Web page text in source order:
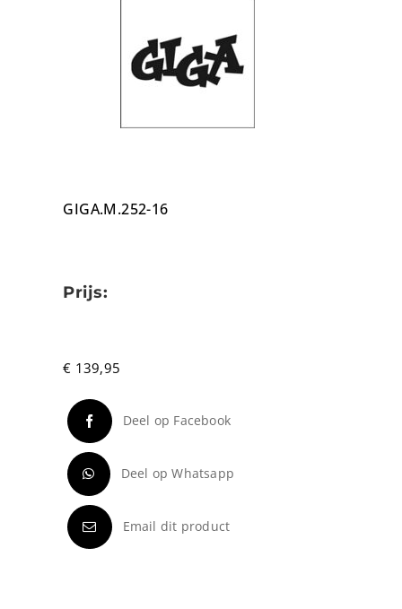
GIGA.M.252-16
Prijs:
€ 139,95
Deel op Facebook
Deel op Whatsapp
Email dit product